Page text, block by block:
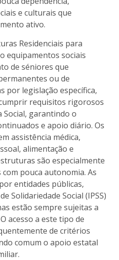
e culturais que
ativo.
Residenciais para
equipamentos sociais
de séniores que
ou de
por legislação específica,
requisitos rigorosos
Social, garantindo o
e apoio diário. Os
assistência médica,
alimentação e
são especialmente
pouca autonomia. As
entidades públicas,
Solidariedade Social (IPSS)
estão sempre sujeitas a
acesso a este tipo de
de critérios
comum o apoio estatal